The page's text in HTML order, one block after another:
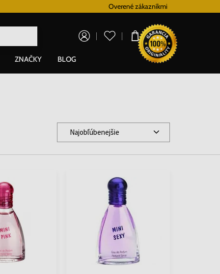
Overené zákazníkmi
0,00 €
ZNAČKY BLOG
Najobľúbenejšie